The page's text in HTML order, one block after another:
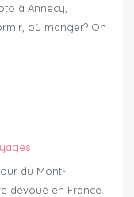
à Annecy,
où manger? On
du Mont-
dévoué en France.